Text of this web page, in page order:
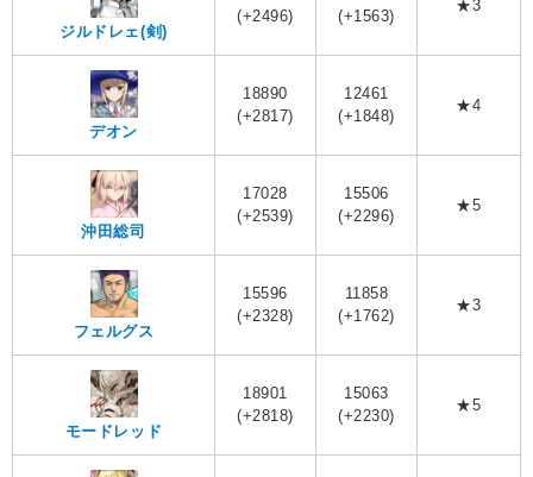
ジルドレェ(剣)
(+2496)
(+1563)
★3
デオン
18890
(+2817)
12461
(+1848)
★4
沖田総司
17028
(+2539)
15506
(+2296)
★5
フェルグス
15596
(+2328)
11858
(+1762)
★3
モードレッド
18901
(+2818)
15063
(+2230)
★5